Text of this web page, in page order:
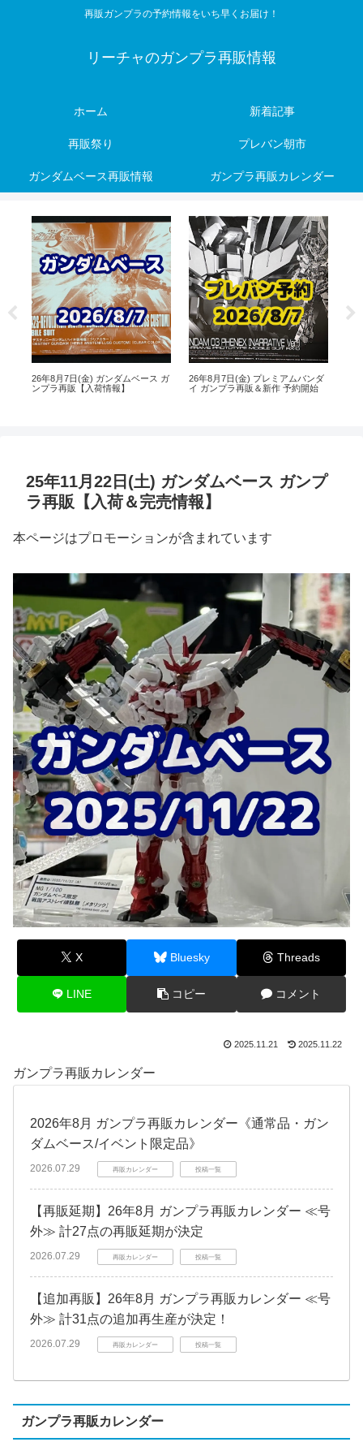
再販ガンプラの予約情報をいち早くお届け！
リーチャのガンプラ再販情報
ホーム 新着記事
再販祭り プレバン朝市
ガンダムベース再販情報 ガンプラ再販カレンダー
26年8月7日(金) ガンダムベース ガ
ンプラ再販【入荷情報】
26年8月7日(金) プレミアムバンダ
イ ガンプラ再販＆新作 予約開始
25年11月22日(土) ガンダムベース ガンプ
ラ再販【入荷＆完売情報】
本ページはプロモーションが含まれています
X Bluesky Threads
LINE コピー コメント
2025.11.21 2025.11.22
ガンプラ再販カレンダー
2026年8月 ガンプラ再販カレンダー《通常品・ガン
ダムベース/イベント限定品》
2026.07.29 再販カレンダー 投稿一覧
【再販延期】26年8月 ガンプラ再販カレンダー ≪号
外≫ 計27点の再販延期が決定
2026.07.29 再販カレンダー 投稿一覧
【追加再販】26年8月 ガンプラ再販カレンダー ≪号
外≫ 計31点の追加再生産が決定！
2026.07.29 再販カレンダー 投稿一覧
ガンプラ再販カレンダー